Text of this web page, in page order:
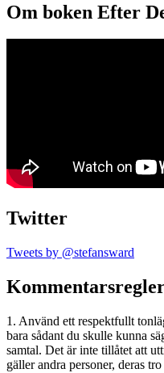
Om boken Efter
Twitter
Tweets by @stefansward
1. Använd ett respektfullt
bara sådant du skulle kunna
samtal. Det är inte tillåtet att
gäller andra personer, deras